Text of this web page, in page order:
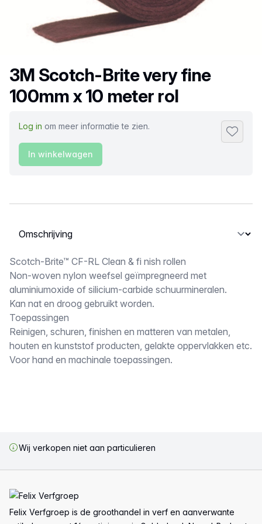
Productnaam
3M Scotch-Brite very fine
100mm x 10 meter rol
Log in om meer informatie te zien.
In winkelwagen
Selecteer een tabblad
Omschrijving
Scotch-Brite™ CF-RL Clean & fi nish rollen
Non-woven nylon weefsel geïmpregneerd met
aluminiumoxide of silicium-carbide schuurmineralen.
Kan nat en droog gebruikt worden.
Toepassingen
Reinigen, schuren, finishen en matteren van metalen,
houten en kunststof producten, gelakte oppervlakken etc.
Voor hand en machinale toepassingen.
Wij verkopen niet aan particulieren
Felix Verfgroep is de groothandel in verf en aanverwante